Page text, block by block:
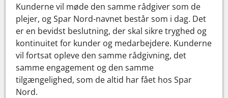
Kunderne vil møde den samme rådgiver som de
plejer, og Spar Nord-navnet består som i dag. Det
er en bevidst beslutning, der skal sikre tryghed og
kontinuitet for kunder og medarbejdere. Kunderne
vil fortsat opleve den samme rådgivning, det
samme engagement og den samme
tilgængelighed, som de altid har fået hos Spar
Nord.